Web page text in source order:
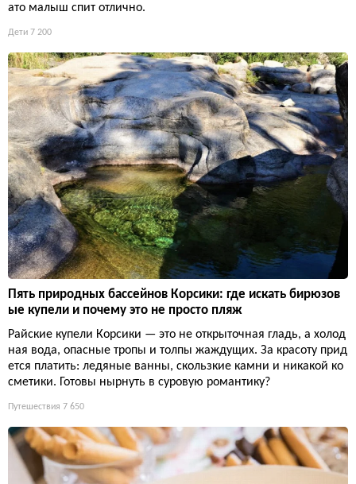
ато малыш спит отлично.
Дети 7 200
Пять природных бассейнов Корсики: где искать бирюзов
ые купели и почему это не просто пляж
Райские купели Корсики — это не открыточная гладь, а холод
ная вода, опасные тропы и толпы жаждущих. За красоту прид
ется платить: ледяные ванны, скользкие камни и никакой ко
сметики. Готовы нырнуть в суровую романтику?
Путешествия 7 650